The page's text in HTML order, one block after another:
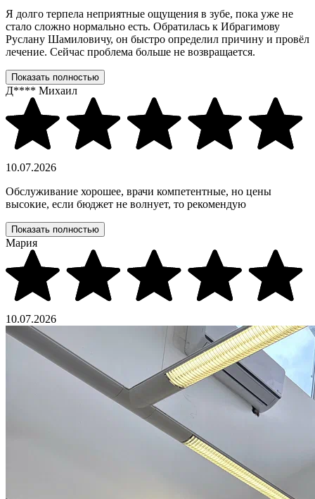
Я долго терпела неприятные ощущения в зубе, пока уже не
стало сложно нормально есть. Обратилась к Ибрагимову
Руслану Шамиловичу, он быстро определил причину и провёл
лечение. Сейчас проблема больше не возвращается.
Показать полностью
Д**** Михаил
10.07.2026
Обслуживание хорошее, врачи компетентные, но цены
высокие, если бюджет не волнует, то рекомендую
Показать полностью
Мария
10.07.2026